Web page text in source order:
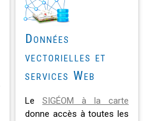
Données
vectorielles et
services Web
Le SIGÉOM à la carte
donne accès à toutes les